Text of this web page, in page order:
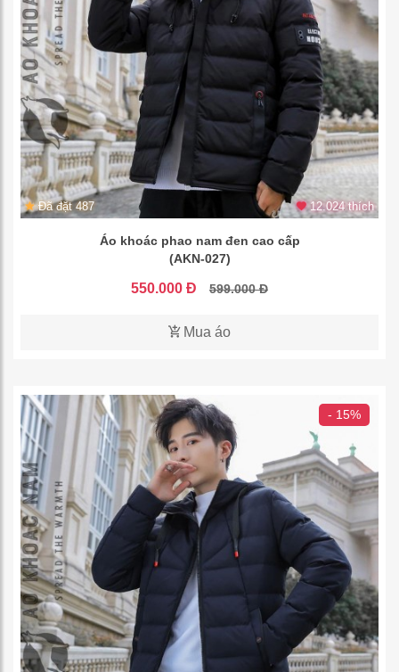
Đã đặt 487 12.024 thích
Áo khoác phao nam đen cao cấp
(AKN-027)
550.000 Đ 599.000 Đ
Mua áo
- 15%